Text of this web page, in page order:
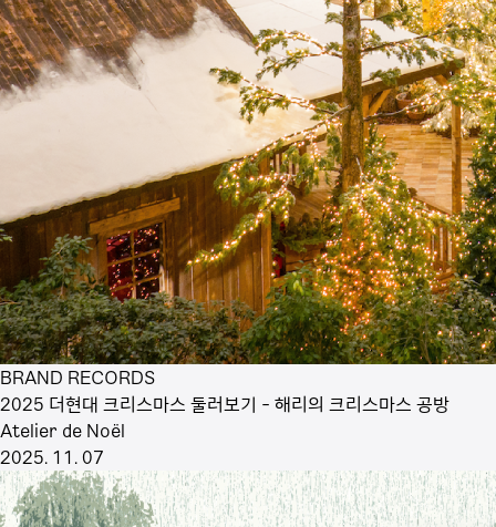
BRAND RECORDS
2025 더현대 크리스마스 둘러보기 - 해리의 크리스마스 공방
Atelier de Noël
2025. 11. 07